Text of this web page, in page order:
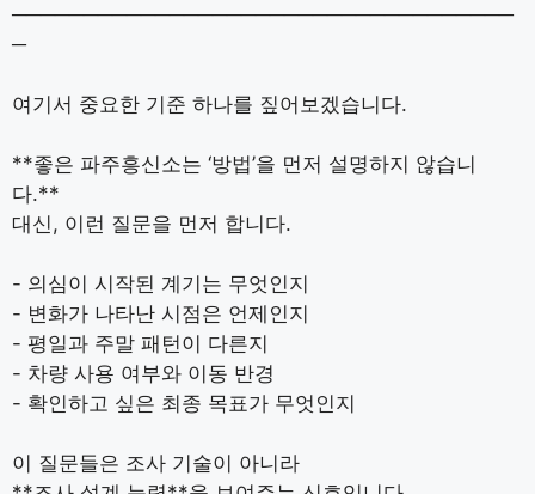
───────────────────────────────────
─
여기서 중요한 기준 하나를 짚어보겠습니다.
**좋은 파주흥신소는 ‘방법’을 먼저 설명하지 않습니
다.**
대신, 이런 질문을 먼저 합니다.
- 의심이 시작된 계기는 무엇인지
- 변화가 나타난 시점은 언제인지
- 평일과 주말 패턴이 다른지
- 차량 사용 여부와 이동 반경
- 확인하고 싶은 최종 목표가 무엇인지
이 질문들은 조사 기술이 아니라